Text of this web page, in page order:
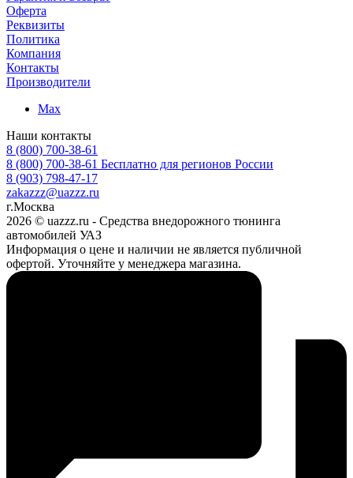
Оферта
Реквизиты
Политика
Компания
Контакты
Производители
Max
Наши контакты
8 (800) 700-38-61
8 (800) 700-38-61 Бесплатно для регионов России
8 (903) 798-47-17
zakazzz@uazzz.ru
г.Москва
2026 © uazzz.ru - Средства внедорожного тюнинга
автомобилей УАЗ
Информация о цене и наличии не является публичной
офертой. Уточняйте у менеджера магазина.